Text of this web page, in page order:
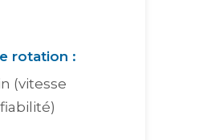
rotation :
(vitesse